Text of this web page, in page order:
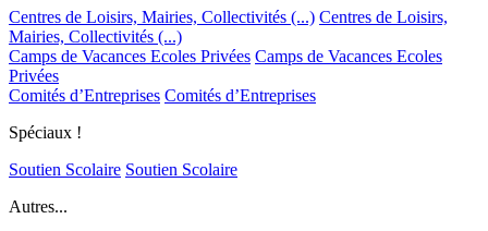
Centres de Loisirs, Mairies, Collectivités (...) Centres de Loisirs,
Mairies, Collectivités (...)
Camps de Vacances Ecoles Privées Camps de Vacances Ecoles
Privées
Comités d’Entreprises Comités d’Entreprises
Spéciaux !
Soutien Scolaire Soutien Scolaire
Autres...